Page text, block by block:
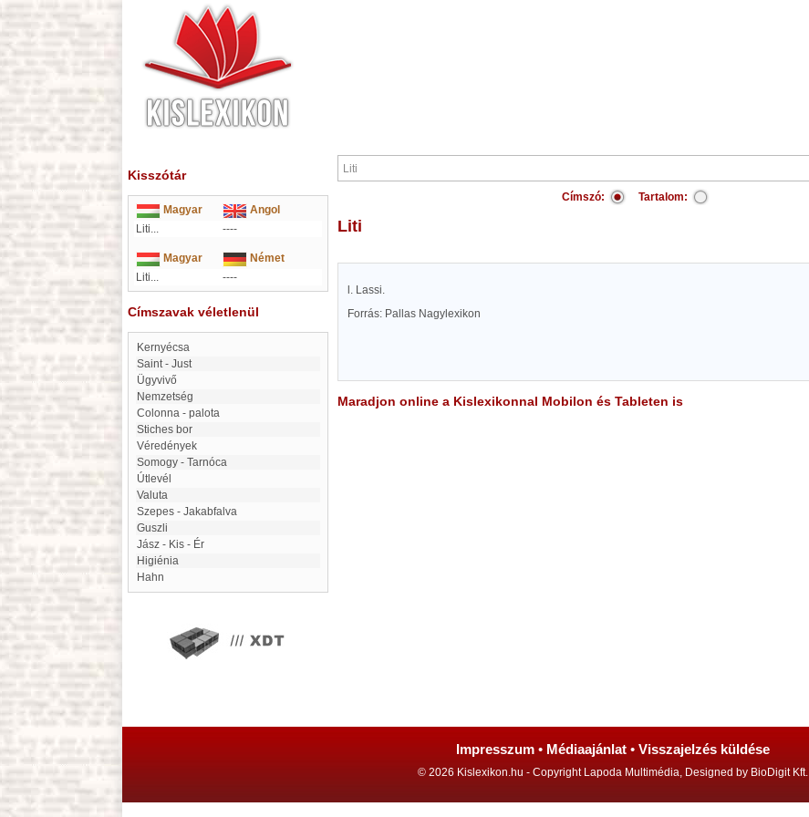
Kisszótár
Magyar
Angol
Liti...
----
Magyar
Német
Liti...
----
Címszavak véletlenül
Kernyécsa
Saint - Just
Ügyvivő
Nemzetség
Colonna - palota
Stiches bor
Véredények
Somogy - Tarnóca
Útlevél
valuta
Szepes - Jakabfalva
guszli
Jász - Kis - Ér
Higiénia
Hahn
Címszó: Tartalom:
Liti
l. Lassi.
Forrás: Pallas Nagylexikon
Maradjon online a Kislexikonnal Mobilon és Tableten is
Impresszum • Médiaajánlat • Visszajelzés küldése
© 2026 Kislexikon.hu - Copyright Lapoda Multimédia, Designed by BioDigit Kft.